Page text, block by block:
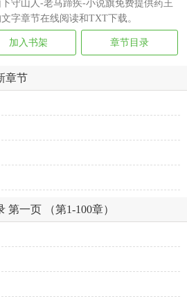
守山人-老马蹄疾-小说旗免费提供药王
字章节在线阅读和TXT下载。
加入书架 章节目录
章节
第一页 （第1-100章）